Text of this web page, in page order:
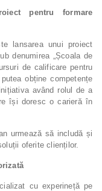
pentru formare
lansarea unui proiect
denumirea „Școala de
de calificare pentru
obține competențe
având rolul de a
își doresc o carieră în
urmează să includă și
oferite clienților.
cu experineță pe